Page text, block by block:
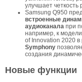
улучшает четкость
Samsung Q950
встроенные
аудиоканала при
например, к
of Innovation 2020 в
Symphony
создания
Новые функции